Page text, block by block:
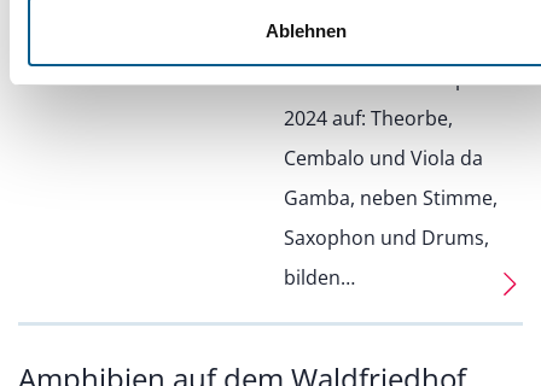
Ablehnen
diesjährige JazzArt-
Ensemble am 17. April
2024 auf: Theorbe,
Cembalo und Viola da
Gamba, neben Stimme,
Saxophon und Drums,
bilden…